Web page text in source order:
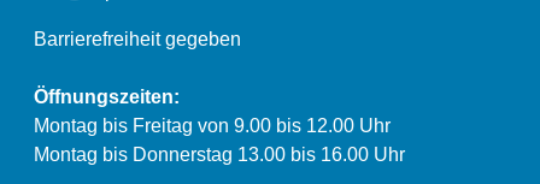
Barrierefreiheit gegeben
Öffnungszeiten:
Montag bis Freitag von 9.00 bis 12.00 Uhr
Montag bis Donnerstag 13.00 bis 16.00 Uhr